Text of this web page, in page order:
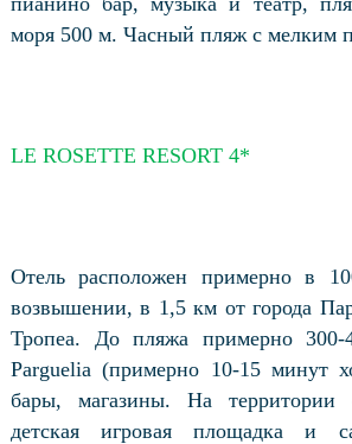
моря 500 м. Часный пляж с мелким
LE ROSETTE RESORT 4*
Отель расположен примерно в
возвышении, в 1,5 км от города
Тропеа. До пляжа примерно
Parguelia (примерно 10-15 минут
бары, магазины. На территории
детская игровая площадка и